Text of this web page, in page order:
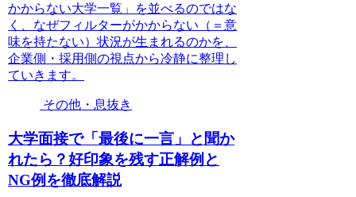
かからない大学一覧」を並べるのではな
く、なぜフィルターがかからない（＝意
味を持たない）状況が生まれるのかを、
企業側・採用側の視点から冷静に整理し
ていきます。
その他・息抜き
大学面接で「最後に一言」と聞か
れたら？好印象を残す正解例と
NG例を徹底解説